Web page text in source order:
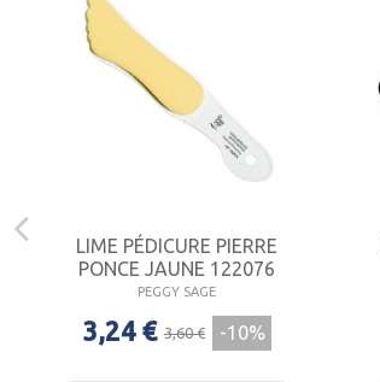
LIME PÉDICURE PIERRE
PONCE JAUNE 122076
PEGGY SAGE
3,24 € 3,60 € -10%